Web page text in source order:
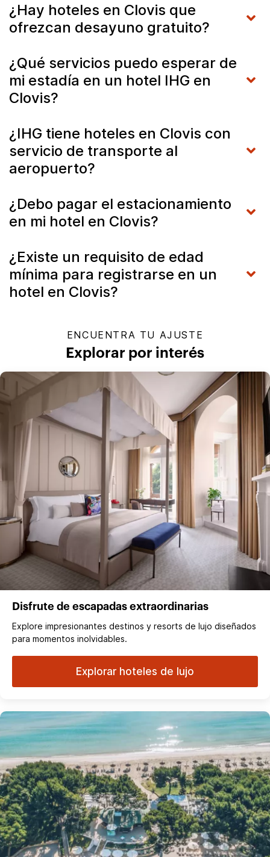
¿Hay hoteles en Clovis que
ofrezcan desayuno gratuito?
¿Qué servicios puedo esperar de
mi estadía en un hotel IHG en
Clovis?
¿IHG tiene hoteles en Clovis con
servicio de transporte al
aeropuerto?
¿Debo pagar el estacionamiento
en mi hotel en Clovis?
¿Existe un requisito de edad
mínima para registrarse en un
hotel en Clovis?
ENCUENTRA TU AJUSTE
Explorar por interés
Disfrute de escapadas extraordinarias
Explore impresionantes destinos y resorts de lujo diseñados
para momentos inolvidables.
Explorar hoteles de lujo